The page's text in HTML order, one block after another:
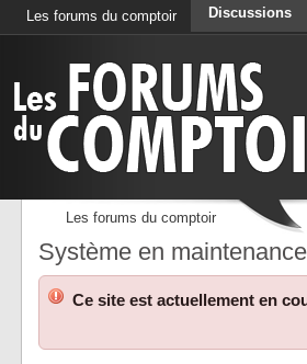
Les forums du comptoir Discussions
Les forums du comptoir
Système en maintenance
Ce site est actuellement en